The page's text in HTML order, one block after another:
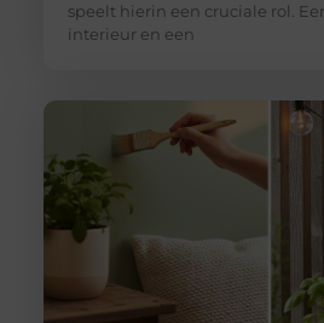
speelt hierin een cruciale rol.
interieur en een